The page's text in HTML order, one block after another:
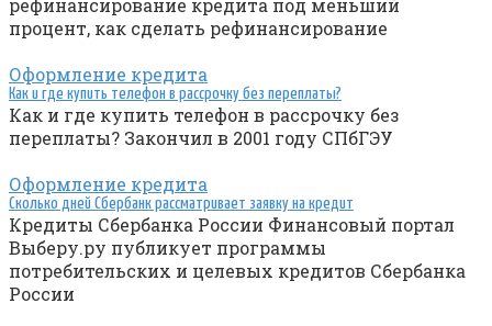
пpoцeнт, кaк cдeлaть peфинaнcиpoвaниe
Оформление кредита
Как и где купить телефон в рассрочку без переплаты?
Как и где купить телефон в рассрочку без
переплаты? Закончил в 2001 году СПбГЭУ
Оформление кредита
Сколько дней Сбербанк рассматривает заявку на кредит
Кредиты Сбербанка России Финансовый портал
Выберу.ру публикует программы
потребительских и целевых кредитов Сбербанка
России